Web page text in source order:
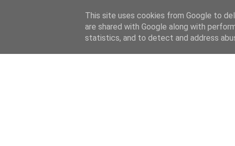
This site uses cookies from Google to
are shared with Google along with
statistics, and to detect and address